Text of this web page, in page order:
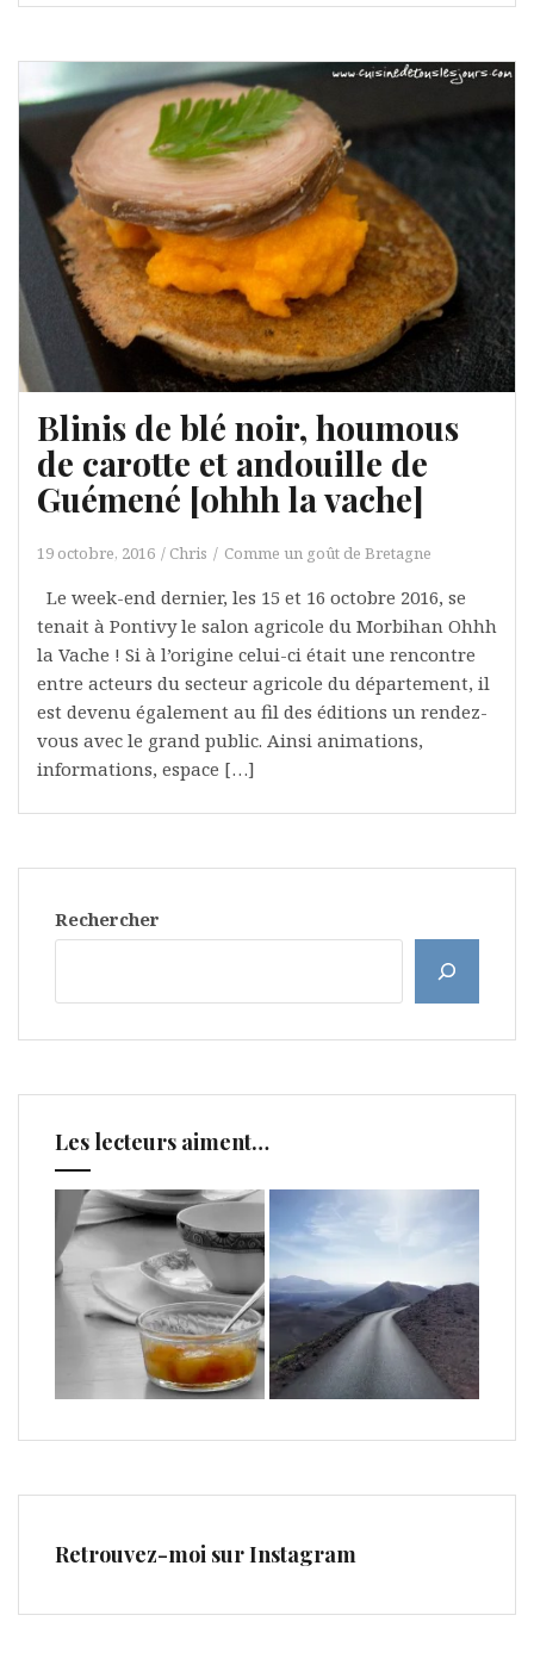
Blinis de blé noir, houmous
de carotte et andouille de
Guémené [ohhh la vache]
19 octobre, 2016 Chris Comme un goût de Bretagne
Le week-end dernier, les 15 et 16 octobre 2016, se
tenait à Pontivy le salon agricole du Morbihan Ohhh
la Vache ! Si à l’origine celui-ci était une rencontre
entre acteurs du secteur agricole du département, il
est devenu également au fil des éditions un rendez-
vous avec le grand public. Ainsi animations,
informations, espace […]
Rechercher
Les lecteurs aiment…
Retrouvez-moi sur Instagram